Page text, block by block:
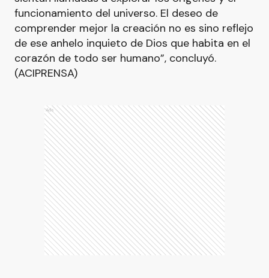
funcionamiento del universo. El deseo de
comprender mejor la creación no es sino reflejo
de ese anhelo inquieto de Dios que habita en el
corazón de todo ser humano”, concluyó.
(ACIPRENSA)
Ads